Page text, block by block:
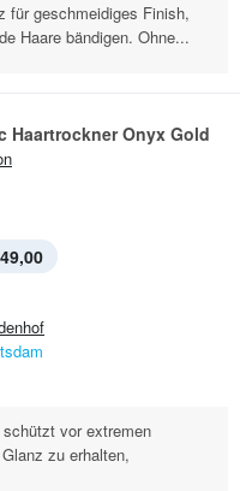
für geschmeidiges Finish,
Haare bändigen. Ohne...
Haartrockner Onyx Gold
vor extremen
zu erhalten,